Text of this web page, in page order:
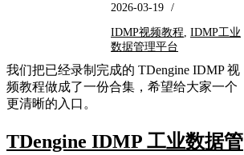
2026-03-19 /
IDMP视频教程 IDMP工业
数据管理平台
我们把已经录制完成的 TDengine IDMP 视
频教程做成了一份合集，希望给大家一个
更清晰的入口。
TDengine IDMP 工业数据管